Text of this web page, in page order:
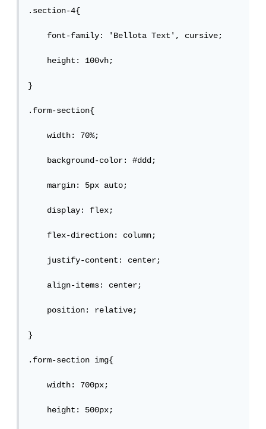
.section-4{
font-family: 'Bellota Text', cursive;
height: 100vh;
}
.form-section{
width: 70%;
background-color: #ddd;
margin: 5px auto;
display: flex;
flex-direction: column;
justify-content: center;
align-items: center;
position: relative;
}
.form-section img{
width: 700px;
height: 500px;